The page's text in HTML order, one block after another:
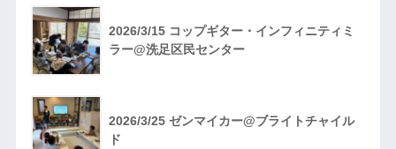
2026/3/15 コップギター・インフィニティミ
ラー@洗足区民センター
2026/3/25 ゼンマイカー@ブライトチャイル
ド